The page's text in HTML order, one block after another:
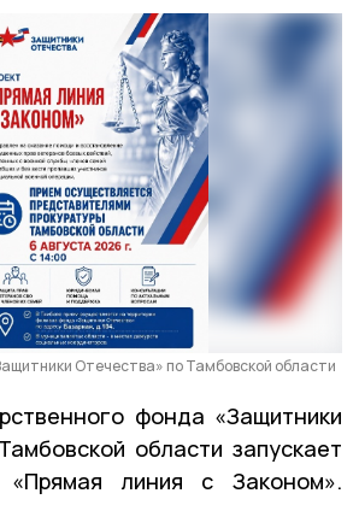
Отечества» по Тамбовской области
фонда «Защитники
области запускает
«Прямая линия с Законом».